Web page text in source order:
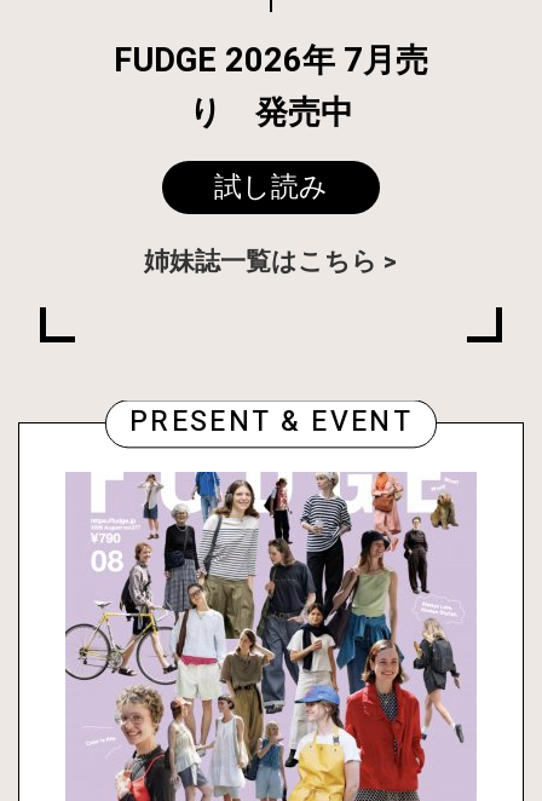
FUDGE 2026年 7月売
り 発売中
試し読み
姉妹誌一覧はこちら
PRESENT & EVENT